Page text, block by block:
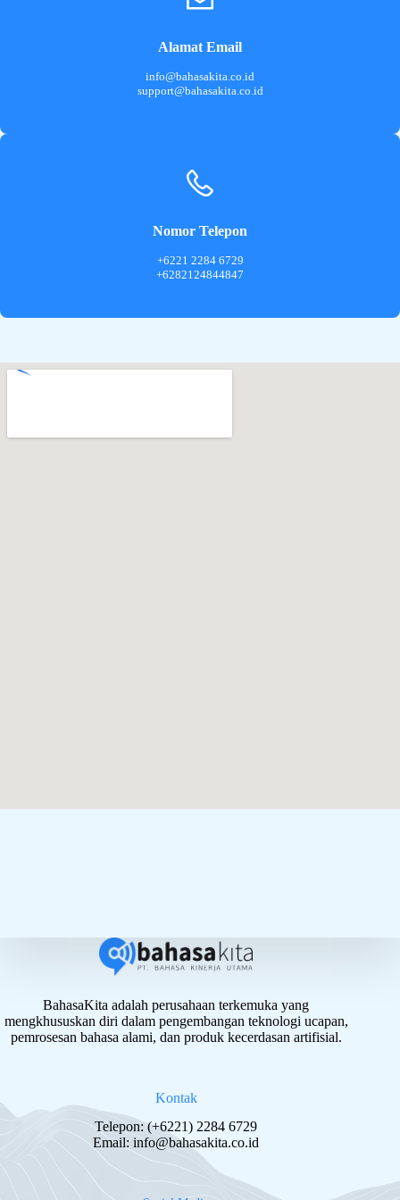
Alamat Email
info@bahasakita.co.id
support@bahasakita.co.id
Nomor Telepon
+6221 2284 6729
+6282124844847
BahasaKita adalah perusahaan terkemuka yang
mengkhususkan diri dalam pengembangan teknologi ucapan,
pemrosesan bahasa alami, dan produk kecerdasan artifisial.
Kontak
Telepon: (+6221) 2284 6729
Email:info@bahasakita.co.id